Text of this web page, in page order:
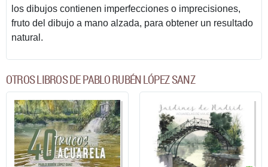
los dibujos contienen imperfecciones o imprecisiones,
fruto del dibujo a mano alzada, para obtener un resultado
natural.
OTROS LIBROS DE PABLO RUBÉN LÓPEZ SANZ